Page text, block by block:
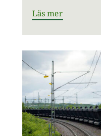
Läs mer